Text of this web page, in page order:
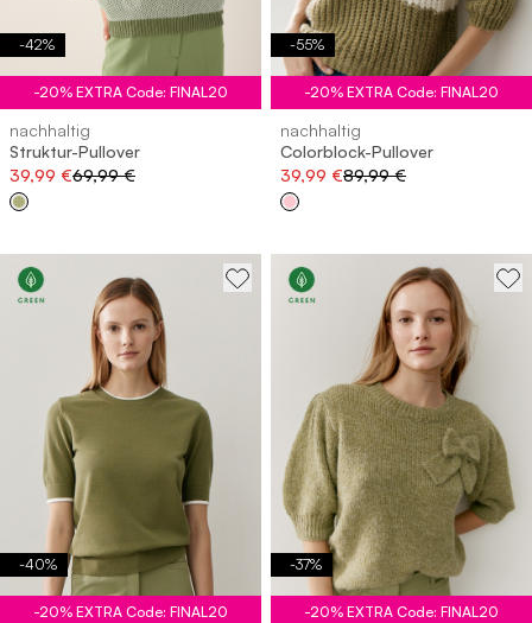
-42%
-20% EXTRA Code: FINAL20
nachhaltig
Struktur-Pullover
39,99 €69,99 €
-55%
-20% EXTRA Code: FINAL20
nachhaltig
Colorblock-Pullover
39,99 €89,99 €
-40%
-20% EXTRA Code: FINAL20
-37%
-20% EXTRA Code: FINAL20